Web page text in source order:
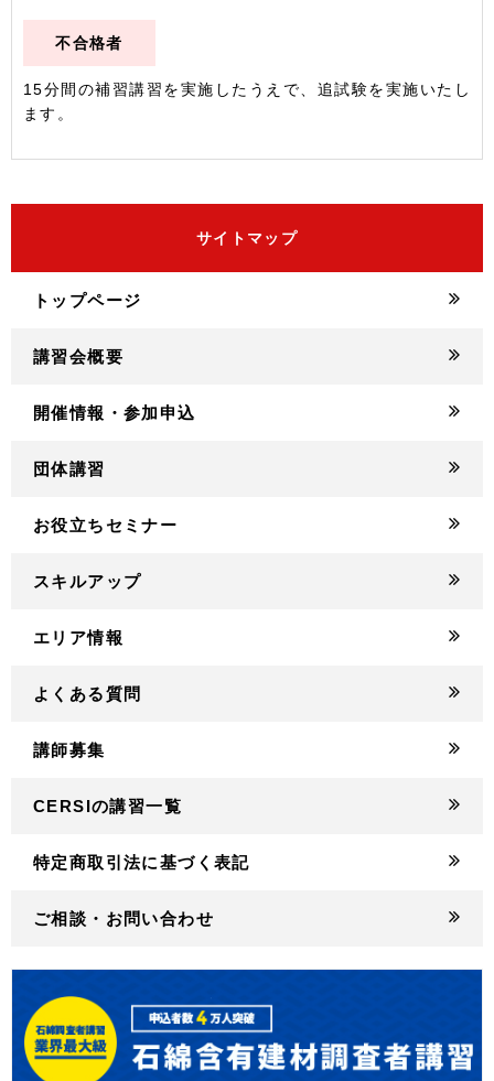
不合格者
15分間の補習講習を実施したうえで、追試験を実施いたし
ます。
サイトマップ
トップページ
講習会概要
開催情報・参加申込
団体講習
お役立ちセミナー
スキルアップ
エリア情報
よくある質問
講師募集
CERSIの講習一覧
特定商取引法に基づく表記
ご相談・お問い合わせ